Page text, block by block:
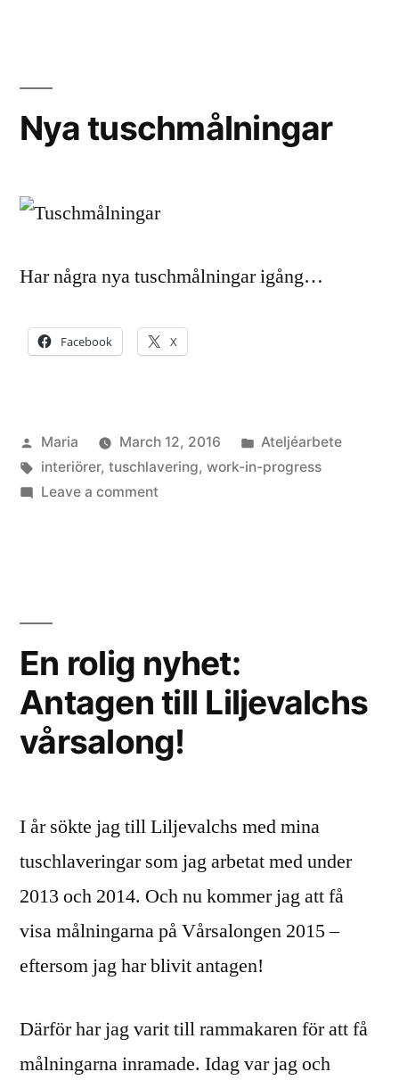
Nya tuschmålningar
Har några nya tuschmålningar igång…
Facebook X
Posted
by
Maria March 12, 2016
Posted
in
Ateljéarbete
Tags:
interiörer, tuschlavering, work-in-progress
Leave a commenton
En rolig nyhet:
Antagen till Liljevalchs
vårsalong!
I år sökte jag till Liljevalchs med mina
tuschlaveringar som jag arbetat med under
2013 och 2014. Och nu kommer jag att få
visa målningarna på Vårsalongen 2015 –
eftersom jag har blivit antagen!
Därför har jag varit till rammakaren för att få
målningarna inramade. Idag var jag och